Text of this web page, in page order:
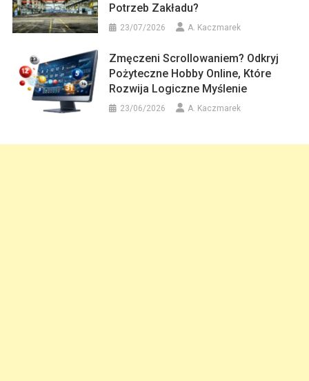
Potrzeb Zakładu?
23/07/2026 A. Kaczmarek
Zmęczeni Scrollowaniem? Odkryj
Pożyteczne Hobby Online, Które
Rozwija Logiczne Myślenie
23/06/2026 A. Kaczmarek